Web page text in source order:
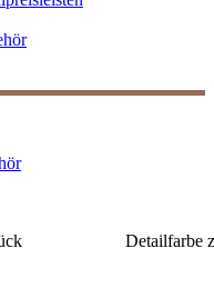
Detailfarbe